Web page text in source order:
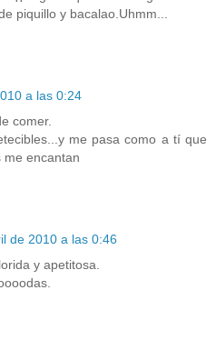
piquillo y bacalao.Uhmm...
a las 0:24
comer.
me pasa como a tí que
me encantan
de 2010 a las 0:46
y apetitosa.